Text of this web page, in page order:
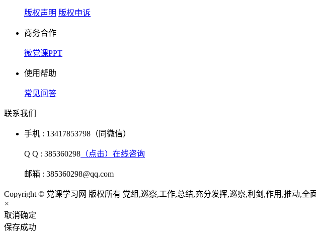
版权声明 版权申诉
商务合作
微党课PPT
使用帮助
常见问答
联系我们
手机 : 13417853798（同微信）
Q Q : 385360298 （点击）在线咨询
邮箱 : 385360298@qq.com
Copyright © 党课学习网 版权所有 党组,巡察,工作,总结,充分发挥,巡察,利剑,作用,推动,全
×
取消确定
保存成功